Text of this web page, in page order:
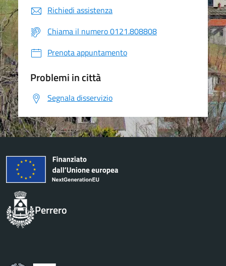
Richiedi assistenza
Chiama il numero 0121.808808
Prenota appuntamento
Problemi in città
Segnala disservizio
Perrero